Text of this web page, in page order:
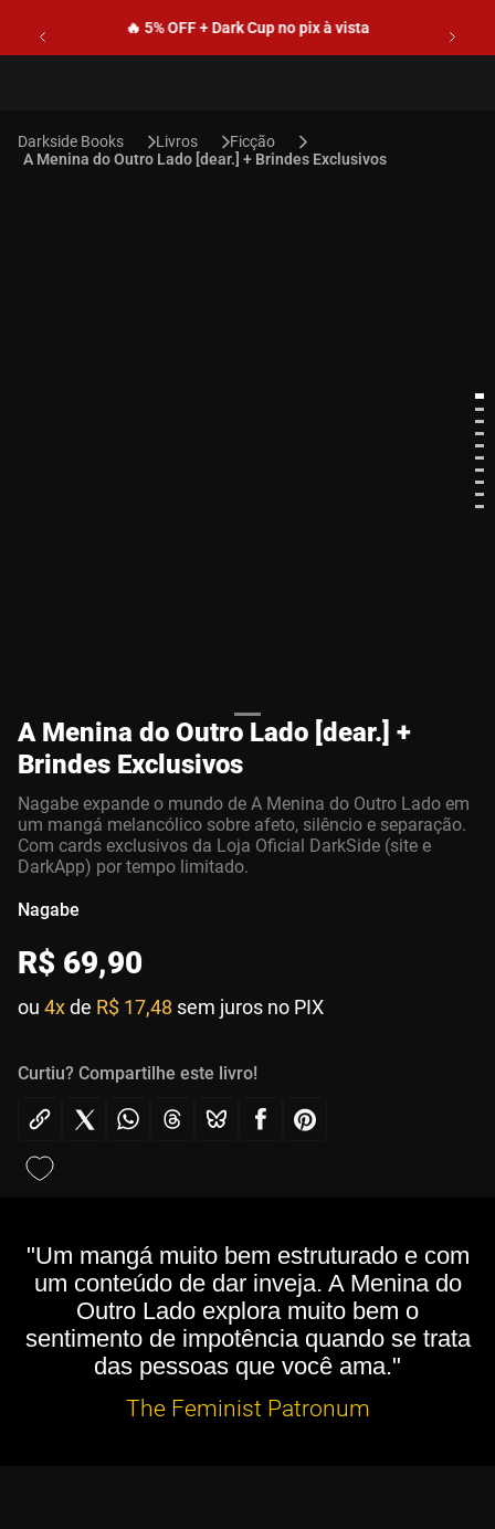
🔥 5% OFF + Dark Cup no pix à vista
Livros
Ficção
A Menina do Outro Lado [dear.] + Brindes Exclusivos
A Menina do Outro Lado [dear.] +
Brindes Exclusivos
Nagabe expande o mundo de A Menina do Outro Lado em
um mangá melancólico sobre afeto, silêncio e separação.
Com cards exclusivos da Loja Oficial DarkSide (site e
DarkApp) por tempo limitado.
Nagabe
R$ 69,90
ou 4xde R$ 17,48 sem juros no PIX
Curtiu? Compartilhe este livro!
"Um mangá muito bem estruturado e com
um conteúdo de dar inveja. A Menina do
Outro Lado explora muito bem o
sentimento de impotência quando se trata
das pessoas que você ama."
The Feminist Patronum